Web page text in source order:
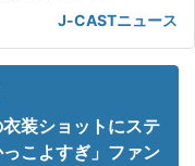
J-CASTニュース
装ショットにステ
こよすぎ」ファン